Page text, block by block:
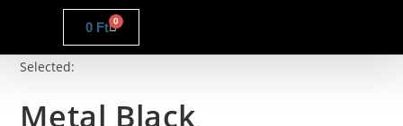
0 Ft 0
Selected:
Metal Black